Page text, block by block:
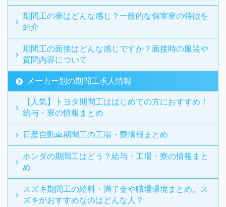
期間工の寮はどんな感じ？一般的な個室寮の特徴を
紹介
期間工の面接はどんな感じですか？面接時の服装や
質問内容について
メーカー別の期間工求人情報
【人気】トヨタ期間工ははじめての方におすすめ！
給与・寮の情報まとめ
日産自動車期間工の工場・寮情報まとめ
ホンダの期間工はどう？給与・工場・寮の情報まと
め
スズキ期間工の給料・満了金や職場環境まとめ。ス
ズキがおすすめなのはどんな人？